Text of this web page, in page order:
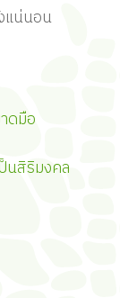
แน่นอน
ดมือ
นสิริมงคล